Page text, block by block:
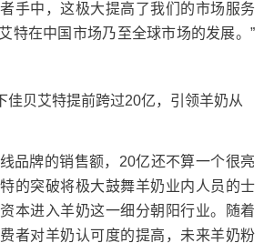
手中，这极大提高了我们的市场服务
特在中国市场乃至全球市场的发展。”
牌的销售额，20亿还不算一个很亮
的突破将极大鼓舞羊奶业内人员的士
本进入羊奶这一细分朝阳行业。随着
者对羊奶认可度的提高，未来羊奶粉